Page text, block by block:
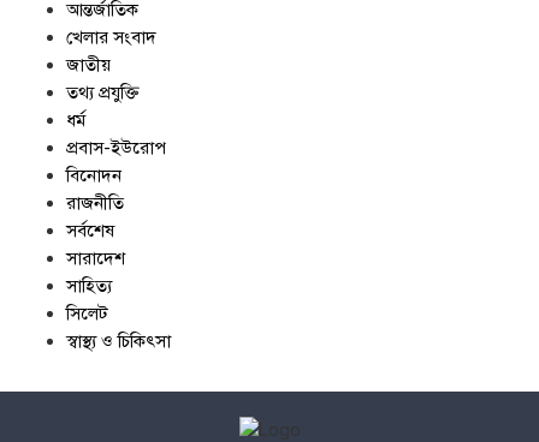
আন্তর্জাতিক
খেলার সংবাদ
জাতীয়
তথ্য প্রযুক্তি
ধর্ম
প্রবাস-ইউরোপ
বিনোদন
রাজনীতি
সর্বশেষ
সারাদেশ
সাহিত্য
সিলেট
স্বাস্থ্য ও চিকিৎসা